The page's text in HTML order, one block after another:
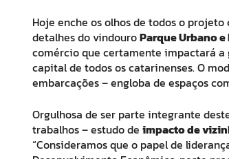
Hoje enche os olhos de todos o
detalhes do vindouroParque Urbano
comércio que certamente impactará a
capital de todos os catarinenses. O
embarcações – engloba de espaços
Orgulhosa de ser parte integrante
trabalhos – estudo de impacto de
“Consideramos que o papel de